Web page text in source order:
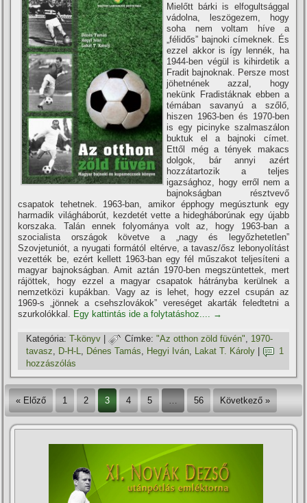
Mielőtt bárki is elfogultsággal
vádolna, leszögezem, hogy
soha nem voltam hí­ve a
„félidős” bajnoki cí­meknek. És
ezzel akkor is í­gy lennék, ha
1944-ben végül is kihirdetik a
Fradit bajnoknak. Persze most
jöhetnének azzal, hogy
nekünk Fradistáknak ebben a
témában savanyú a szőlő,
hiszen 1963-ben és 1970-ben
is egy picinyke szalmaszálon
buktuk el a bajnoki cí­met.
Ettől még a tények makacs
dolgok, bár annyi azért
hozzátartozik a teljes
igazsághoz, hogy erről nem a
bajnokságban résztvevő
csapatok tehetnek. 1963-ban, amikor épphogy megúsztunk egy
harmadik világháborút, kezdetét vette a hidegháborúnak egy újabb
korszaka. Talán ennek folyománya volt az, hogy 1963-ban a
szocialista országok követve a „nagy és legyőzhetetlen”
Szovjetuniót, a nyugati formától eltérve, a tavasz/ősz lebonyolí­tást
vezették be, ezért kellett 1963-ban egy fél műszakot teljesí­teni a
magyar bajnokságban. Amit aztán 1970-ben megszüntettek, mert
rájöttek, hogy ezzel a magyar csapatok hátrányba kerülnek a
nemzetközi kupákban. Vagy az is lehet, hogy ezzel csupán az
1969-s „jönnek a csehszlovákok” vereséget akarták feledtetni a
szurkolókkal. Egy kattintás ide a folytatáshoz.... →
Kategória: T-könyv | Címke: "Az otthon zöld füvén", 1970-
tavasz, D-H-L, Dénes Tamás, Hegyi Iván, Lakat T. Károly
1
hozzászólás
« Előző 1 2 3 4 5 56 Következő »